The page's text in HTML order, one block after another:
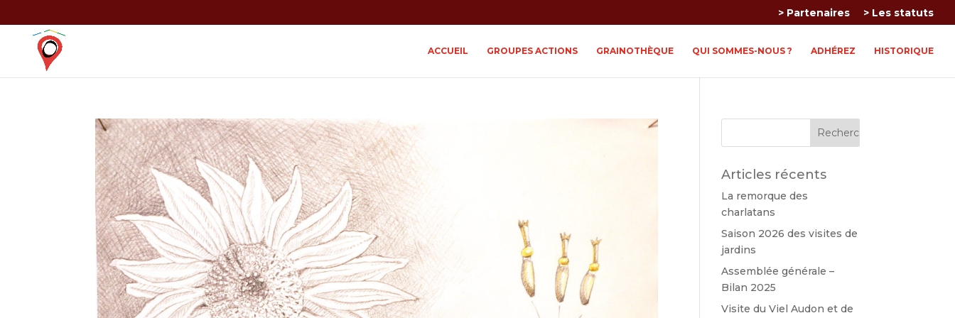
> Partenaires > Les statuts
ACCUEIL GROUPES ACTIONS GRAINOTHÈQUE QUI SOMMES-NOUS ? ADHÉREZ HISTORIQUE
Articles récents
La remorque des
charlatans
Saison 2026 des visites de
jardins
Assemblée générale –
Bilan 2025
Visite du Viel Audon et de